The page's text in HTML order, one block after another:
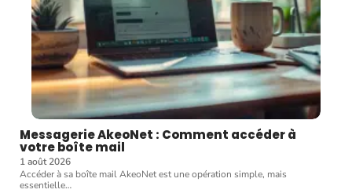
Messagerie AkeoNet : Comment accéder à
votre boîte mail
1 août 2026
Accéder à sa boîte mail AkeoNet est une opération simple, mais
essentielle…